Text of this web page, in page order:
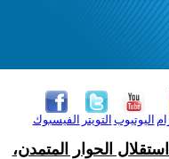
الفيسبوك التويتر اليوتيوب
الحوار المتمدن،